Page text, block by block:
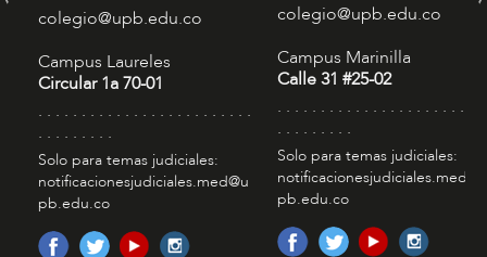
colegio@upb.edu.co
Campus Laureles
Circular 1a 70-01
. . . . . . . . . . . . . . . . . . . . . . . . .
. . . . . . . . .
Solo para temas judiciales:
notificacionesjudiciales.med@u
pb.edu.co
colegio@upb.edu.co
Campus Marinilla
Calle 31 #25-02
. . . . . . . . . . . . . . . . . . . . . . . .
. . . . . . . . .
Solo para temas judiciales:
notificacionesjudiciales.med@u
pb.edu.co